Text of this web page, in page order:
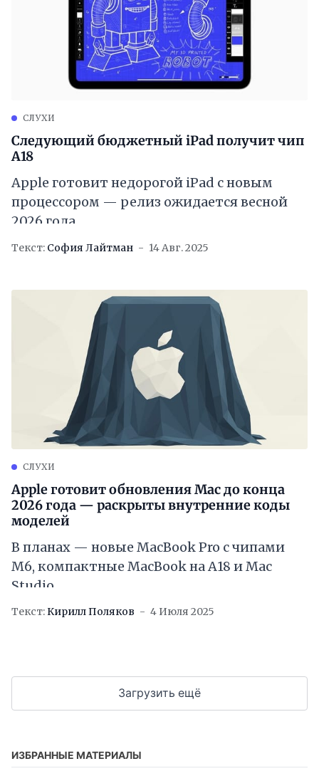
СЛУХИ
Следующий бюджетный iPad получит чип
A18
Apple готовит недорогой iPad с новым
процессором — релиз ожидается весной
2026 года
Текст: София Лайтман 14 Авг. 2025
СЛУХИ
Apple готовит обновления Mac до конца
2026 года — раскрыты внутренние коды
моделей
В планах — новые MacBook Pro с чипами
M6, компактные MacBook на A18 и Mac
Studio
Текст: Кирилл Поляков 4 Июля 2025
Загрузить ещё
ИЗБРАННЫЕ МАТЕРИАЛЫ